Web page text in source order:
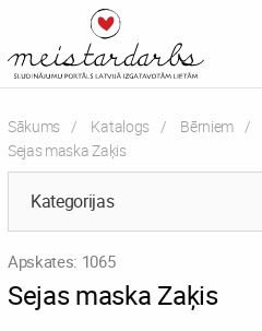
Sākums Katalogs Bērniem
Current:
Sejas maska Zaķis
Kategorijas
Apskates: 1065
Sejas maska Zaķis